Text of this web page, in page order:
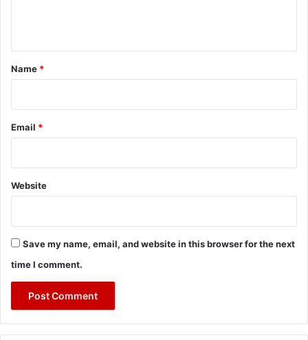
*
Name *
Email *
Website
Save my name, email, and website in this browser for the next
time I comment.